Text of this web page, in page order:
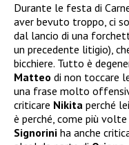
Durante le festa di
aver bevuto troppo, ci
dal lancio di una
un precedente litigio),
bicchiere. Tutto è
Matteo di non toccare
una frase molto
criticare Nikita perché
è perché, come più
Signorini ha anche